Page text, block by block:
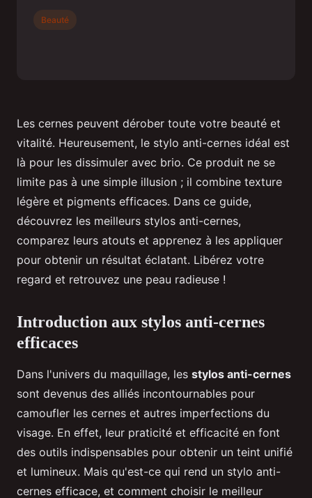
Les cernes peuvent dérober toute votre beauté et
vitalité. Heureusement, le stylo anti-cernes idéal est
là pour les dissimuler avec brio. Ce produit ne se
limite pas à une simple illusion ; il combine texture
légère et pigments efficaces. Dans ce guide,
découvrez les meilleurs stylos anti-cernes,
comparez leurs atouts et apprenez à les appliquer
pour obtenir un résultat éclatant. Libérez votre
regard et retrouvez une peau radieuse !
Introduction aux stylos anti-cernes
efficaces
Dans l'univers du maquillage, les stylos anti-cernes
sont devenus des alliés incontournables pour
camoufler les cernes et autres imperfections du
visage. En effet, leur praticité et efficacité en font
des outils indispensables pour obtenir un teint unifié
et lumineux. Mais qu'est-ce qui rend un stylo anti-
cernes efficace, et comment choisir le meilleur
Beauté